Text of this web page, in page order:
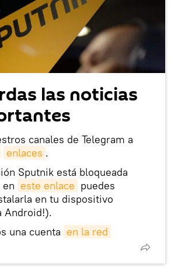
las noticias
canales de Telegram a
enlaces .
Sputnik está bloqueada
este enlace puedes
en tu dispositivo
Android!).
una cuenta en la red